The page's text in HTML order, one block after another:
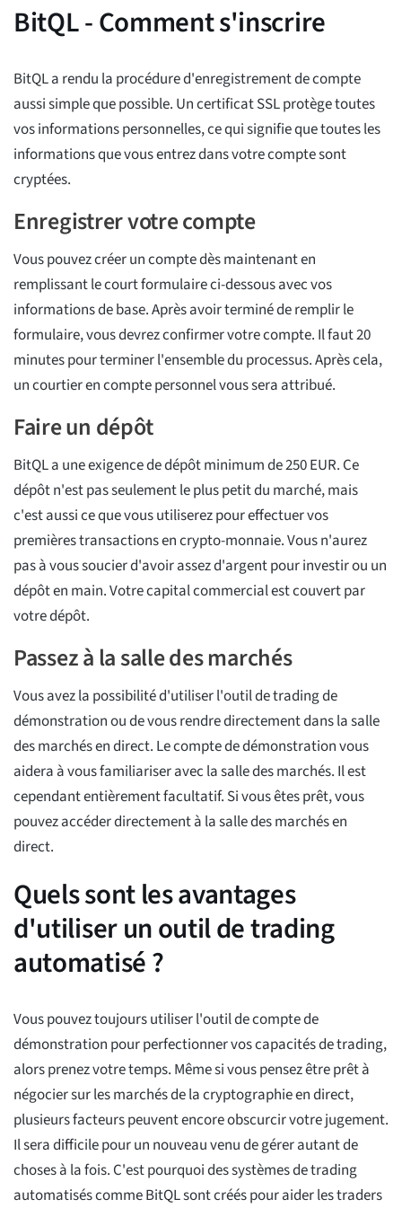
BitQL - Comment s'inscrire
BitQL a rendu la procédure d'enregistrement de compte
aussi simple que possible. Un certificat SSL protège toutes
vos informations personnelles, ce qui signifie que toutes les
informations que vous entrez dans votre compte sont
cryptées.
Enregistrer votre compte
Vous pouvez créer un compte dès maintenant en
remplissant le court formulaire ci-dessous avec vos
informations de base. Après avoir terminé de remplir le
formulaire, vous devrez confirmer votre compte. Il faut 20
minutes pour terminer l'ensemble du processus. Après cela,
un courtier en compte personnel vous sera attribué.
Faire un dépôt
BitQL a une exigence de dépôt minimum de 250 EUR. Ce
dépôt n'est pas seulement le plus petit du marché, mais
c'est aussi ce que vous utiliserez pour effectuer vos
premières transactions en crypto-monnaie. Vous n'aurez
pas à vous soucier d'avoir assez d'argent pour investir ou un
dépôt en main. Votre capital commercial est couvert par
votre dépôt.
Passez à la salle des marchés
Vous avez la possibilité d'utiliser l'outil de trading de
démonstration ou de vous rendre directement dans la salle
des marchés en direct. Le compte de démonstration vous
aidera à vous familiariser avec la salle des marchés. Il est
cependant entièrement facultatif. Si vous êtes prêt, vous
pouvez accéder directement à la salle des marchés en
direct.
Quels sont les avantages
d'utiliser un outil de trading
automatisé ?
Vous pouvez toujours utiliser l'outil de compte de
démonstration pour perfectionner vos capacités de trading,
alors prenez votre temps. Même si vous pensez être prêt à
négocier sur les marchés de la cryptographie en direct,
plusieurs facteurs peuvent encore obscurcir votre jugement.
Il sera difficile pour un nouveau venu de gérer autant de
choses à la fois. C'est pourquoi des systèmes de trading
automatisés comme BitQL sont créés pour aider les traders